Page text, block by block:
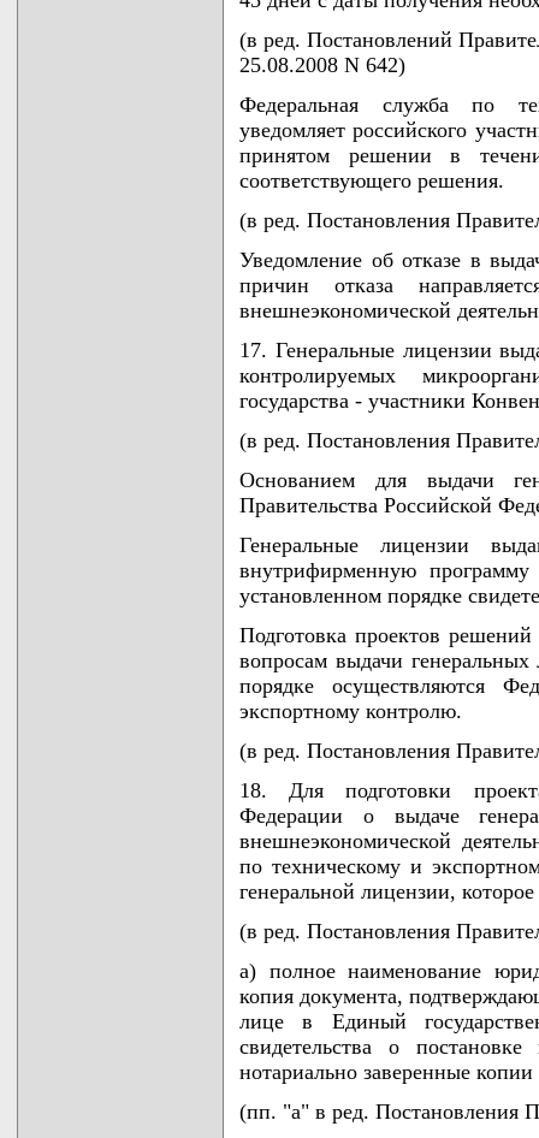
(в ред. Постановлений
25.08.2008 N 642)
Федеральная служба по
уведомляет российского
принятом решении в
соответствующего решения.
(в ред. Постановления
Уведомление об отказе в
причин отказа
внешнеэкономической
17. Генеральные лицензии
контролируемых
государства - участники
(в ред. Постановления
Основанием для выдачи
Правительства Российской
Генеральные лицензии
внутрифирменную
установленном порядке
Подготовка проектов
вопросам выдачи
порядке осуществляются
экспортному контролю.
(в ред. Постановления
18. Для подготовки
Федерации о выдаче
внешнеэкономической
по техническому и
генеральной лицензии,
(в ред. Постановления
а) полное наименование
копия документа,
лице в Единый
свидетельства о
нотариально заверенные
(пп. "а" в ред. Постановления